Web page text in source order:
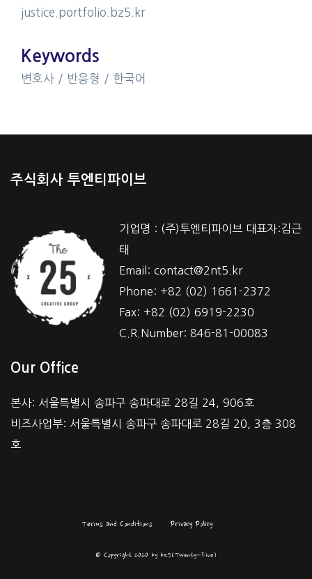
justice.portfolio.bz5.kr
Keywords
변호사 / 반응형 / 한국어
주식회사 투엔티파이브
기업명 : (주)투엔티파이브 대표자:김근
태
Email: contact@2nt5.kr
Phone: +82 (02) 1661-2372
Fax: +82 (02) 6919-2230
C.R.Number: 846-81-00083
Our Office
본사: 서울특별시 송파구 송파대로 28길 24, 906호
비즈사업부: 서울특별시 송파구 송파대로 28길 20, 3층 308
호
Terms and Conditions Privacy Policy
© Copyright 2020 by bz5(Twenty-Five)